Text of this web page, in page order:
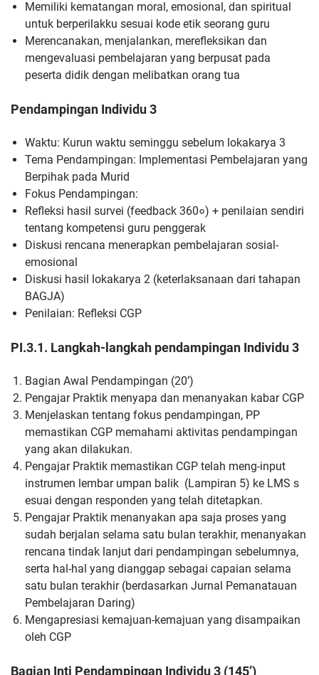
Memiliki kematangan moral, emosional, dan spiritual
untuk berperilakku sesuai kode etik seorang guru
Merencanakan, menjalankan, merefleksikan dan
mengevaluasi pembelajaran yang berpusat pada
peserta didik dengan melibatkan orang tua
Pendampingan Individu 3
Waktu: Kurun waktu seminggu sebelum lokakarya 3
Tema Pendampingan: Implementasi Pembelajaran yang
Berpihak pada Murid
Fokus Pendampingan:
Refleksi hasil survei (feedback 360०) + penilaian sendiri
tentang kompetensi guru penggerak
Diskusi rencana menerapkan pembelajaran sosial-
emosional
Diskusi hasil lokakarya 2 (keterlaksanaan dari tahapan
BAGJA)
Penilaian: Refleksi CGP
PI.3.1. Langkah-langkah pendampingan Individu 3
Bagian Awal Pendampingan (20’)
Pengajar Praktik menyapa dan menanyakan kabar CGP
Menjelaskan tentang fokus pendampingan, PP
memastikan CGP memahami aktivitas pendampingan
yang akan dilakukan.
Pengajar Praktik memastikan CGP telah meng-input
instrumen lembar umpan balik (Lampiran 5) ke LMS s
esuai dengan responden yang telah ditetapkan.
Pengajar Praktik menanyakan apa saja proses yang
sudah berjalan selama satu bulan terakhir, menanyakan
rencana tindak lanjut dari pendampingan sebelumnya,
serta hal-hal yang dianggap sebagai capaian selama
satu bulan terakhir (berdasarkan Jurnal Pemanatauan
Pembelajaran Daring)
Mengapresiasi kemajuan-kemajuan yang disampaikan
oleh CGP
Bagian Inti Pendampingan Individu 3 (145’)